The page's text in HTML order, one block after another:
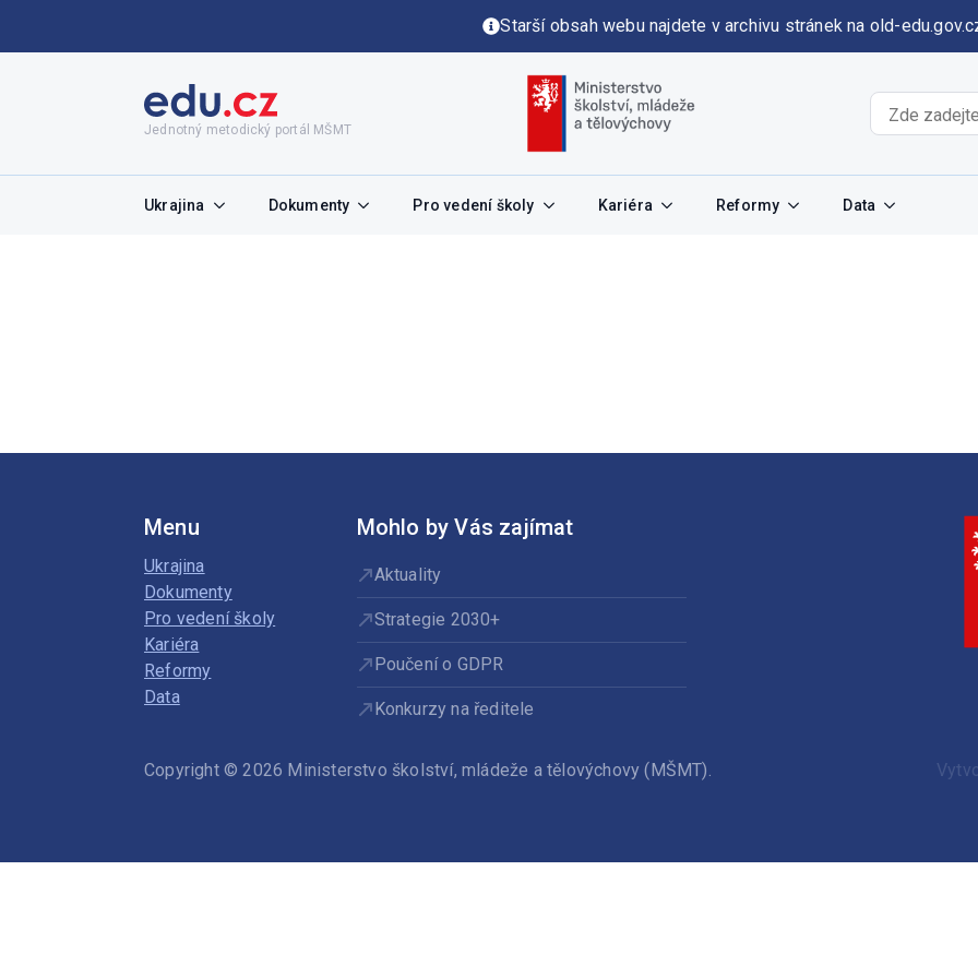
Starší obsah webu najdete v archivu stránek na old-
Jednotný metodický portál MŠMT
Ukrajina Dokumenty Pro vedení školy Kariéra Reformy Data
Menu
Ukrajina
Dokumenty
Pro vedení školy
Kariéra
Reformy
Data
Mohlo by Vás zajímat
Aktuality
Strategie 2030+
Poučení o GDPR
Konkurzy na ředitele
Copyright © 2026 Ministerstvo školství, mládeže a tělovýchovy (MŠMT).